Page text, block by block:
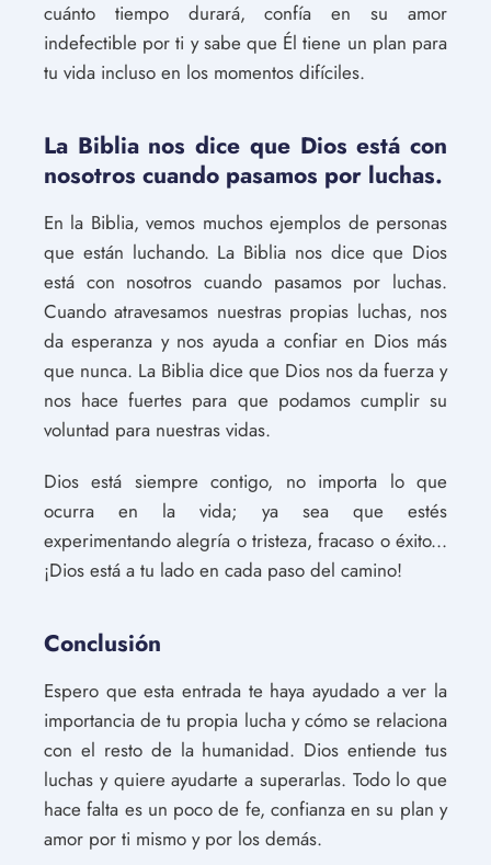
cuánto tiempo durará, confía en su amor
indefectible por ti y sabe que Él tiene un plan para
tu vida incluso en los momentos difíciles.
La Biblia nos dice que Dios está con
nosotros cuando pasamos por luchas.
En la Biblia, vemos muchos ejemplos de personas
que están luchando. La Biblia nos dice que Dios
está con nosotros cuando pasamos por luchas.
Cuando atravesamos nuestras propias luchas, nos
da esperanza y nos ayuda a confiar en Dios más
que nunca. La Biblia dice que Dios nos da fuerza y
nos hace fuertes para que podamos cumplir su
voluntad para nuestras vidas.
Dios está siempre contigo, no importa lo que
ocurra en la vida; ya sea que estés
experimentando alegría o tristeza, fracaso o éxito...
¡Dios está a tu lado en cada paso del camino!
Conclusión
Espero que esta entrada te haya ayudado a ver la
importancia de tu propia lucha y cómo se relaciona
con el resto de la humanidad. Dios entiende tus
luchas y quiere ayudarte a superarlas. Todo lo que
hace falta es un poco de fe, confianza en su plan y
amor por ti mismo y por los demás.